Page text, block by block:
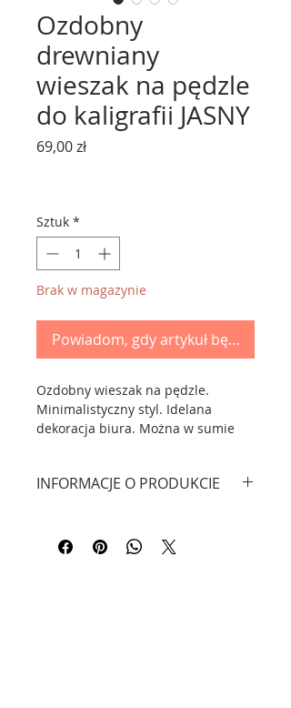
Ozdobny
drewniany
wieszak na pędzle
do kaligrafii JASNY
69,00 złCena
Sztuk *
Brak w magazynie
Powiadom, gdy artykuł będzie
Ozdobny wieszak na pędzle.
Minimalistyczny styl. Idelana
dekoracja biura. Można w sumie
INFORMACJE O PRODUKCIE
szerokość 20 cm. Materiał: drewno,
materiał haczyków na pędzle: